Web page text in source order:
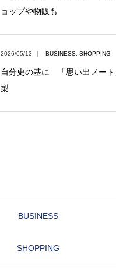
ョップや物販も
2026/05/13 ｜ BUSINESS SHOPPING
自分史の基に 「思い出ノー
梨
BUSINESS
SHOPPING